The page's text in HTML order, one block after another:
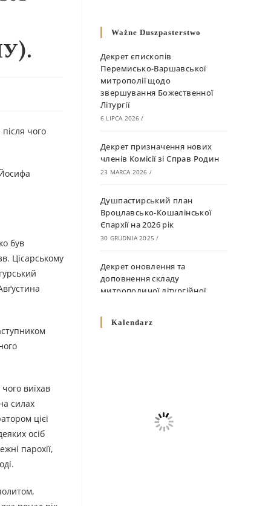
чого
був
Цісарському
виїхав
силах
цієї
осіб
парохії,
Ważne Duszpasterstwo
Декрет єпископів
Перемисько-Варшавської
митрополії щодо
звершування Божественної
Літургії
6 LIPCA 2026 /
Декрет призначення нових
членів Комісії зі Справ Родин
23 MARCA 2026 /
Душпастирський план
Вроцлавсько-Кошалінської
Єпархії на 2026 рік
30 GRUDNIA 2025 /
Декрет оновлення та
доповнення складу
митрополичої літургійної
10 GRUDNIA 2025
Декрет про відзначення
Великодня і всіх рухомих
Kalendarz